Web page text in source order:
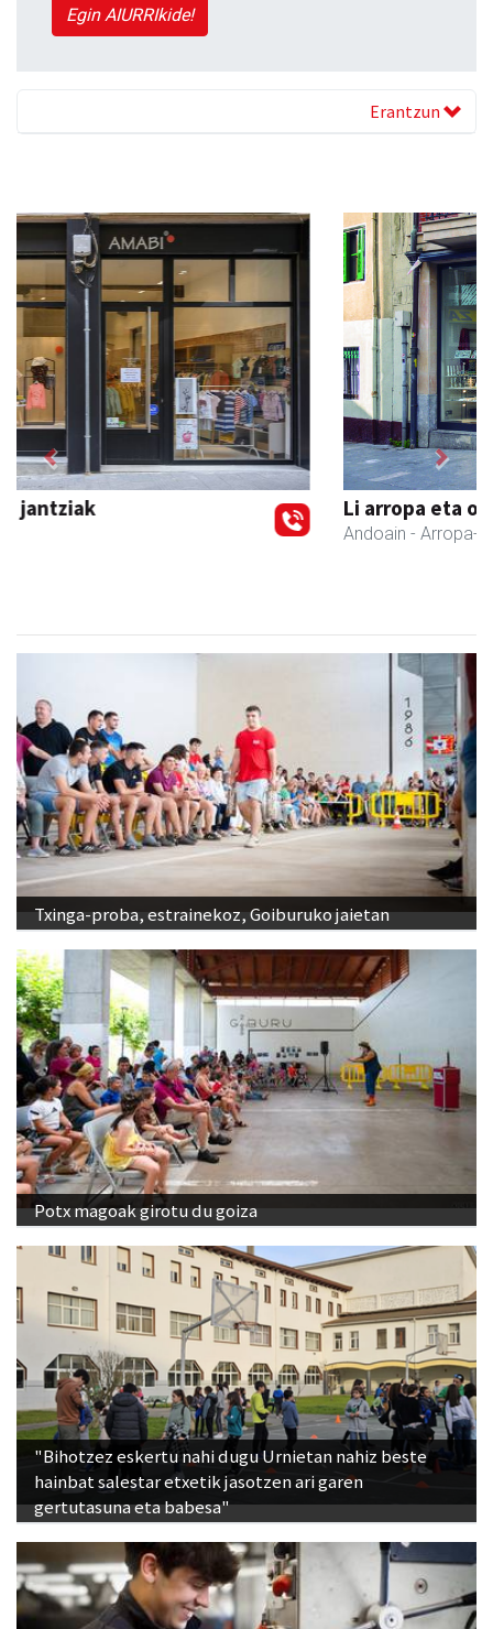
Egin AIURRIkide!
Erantzun
Li arropa eta osagarriak
Previous Next
Txinga-proba, estrainekoz, Goiburuko jaietan
Potx magoak girotu du goiza
"Bihotzez eskertu nahi dugu Urnietan nahiz beste
hainbat salestar etxetik jasotzen ari garen
gertutasuna eta babesa"